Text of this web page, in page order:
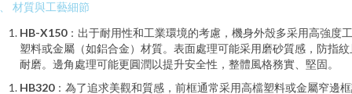
材質與工藝細節
HB-X150：出于耐用性和工業環境的考慮，機身外殼多采用高強度
塑料或金屬（如鋁合金）材質。表面處理可能采用磨砂質感，防指紋
耐磨。邊角處理可能更圓潤以提升安全性，整體風格務實、堅固。
HB320：為了追求美觀和質感，前框通常采用高檔塑料或金屬窄邊